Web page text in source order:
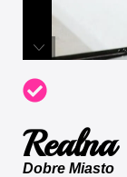
Realna
Dobre Miasto